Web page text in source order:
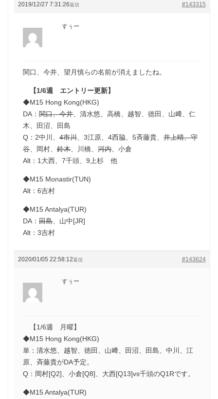
2019/12/27 7:31:26 #143315
返信
すぅー
関口、今井、望月慎らの名前が消えましたね。
【1/6週 エントリー更新】
◆M15 Hong Kong(HKG)
DA：関口、今井、清水悠、高橋、越智、徳田、山﨑、仁
木、田沼、田島
Q：2中川、4市川、3江原、4西脇、5斉藤貴、井上晴、守
谷、岡村、鈴木、川橋、河内、小倉
Alt：1大西、7千頭、9上杉 他
◆M15 Monastir(TUN)
Alt：6吉村
◆M15 Antalya(TUR)
DA：田島、山中[JR]
Alt：3吉村
2020/01/05 22:58:12 #143624
返信
すぅー
【1/6週 月曜】
◆M15 Hong Kong(HKG)
単：清水悠、越智、徳田、山﨑、田沼、田島、中川、江
原、斉藤貴がDA予定。
Q：岡村[Q2]、小倉[Q8]、大西[Q13]vs千頭のQ1Rです。
◆M15 Antalya(TUR)